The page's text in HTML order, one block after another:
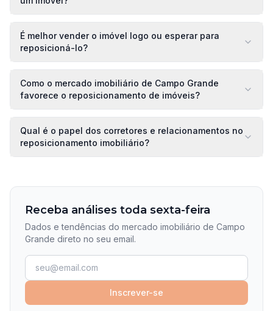
É melhor vender o imóvel logo ou esperar para
reposicioná-lo?
Como o mercado imobiliário de Campo Grande
favorece o reposicionamento de imóveis?
Qual é o papel dos corretores e relacionamentos no
reposicionamento imobiliário?
Receba análises toda sexta-feira
Dados e tendências do mercado imobiliário de Campo
Grande direto no seu email.
Inscrever-se